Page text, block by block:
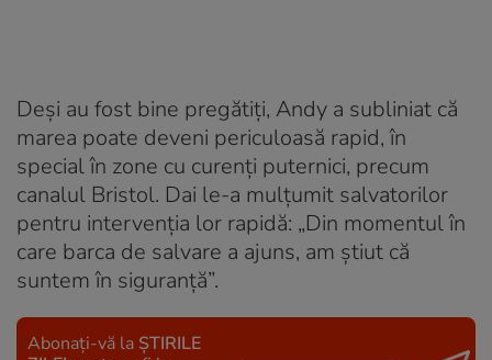
Deși au fost bine pregătiți, Andy a subliniat că
marea poate deveni periculoasă rapid, în
special în zone cu curenți puternici, precum
canalul Bristol. Dai le-a mulțumit salvatorilor
pentru intervenția lor rapidă: „Din momentul în
care barca de salvare a ajuns, am știut că
suntem în siguranță”.
Abonați-vă la ȘTIRILE